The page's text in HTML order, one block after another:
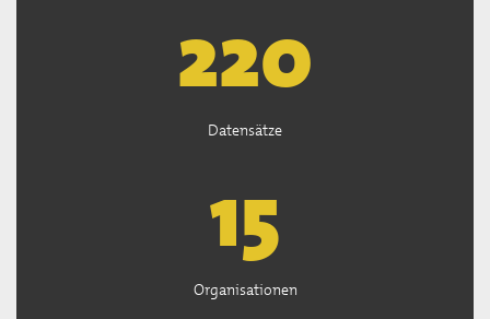
221
Datensätze
15
Organisationen